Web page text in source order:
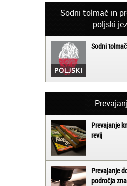
Sodni tolmač in
poljski
Sodni
Prevajanje
revij
Prevajanje
področja